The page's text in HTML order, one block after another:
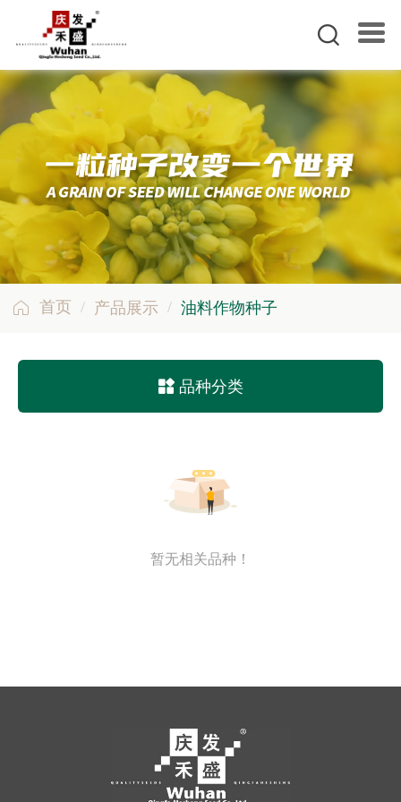

 首页 / 产品展示 / 油料作物种子
品种分类
暂无相关品种！